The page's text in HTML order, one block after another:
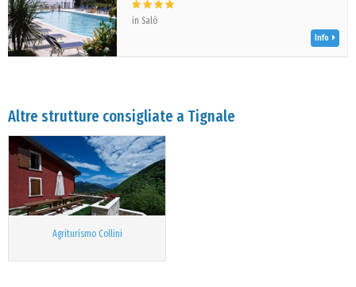
in Salò
Info
Altre strutture consigliate a Tignale
Agriturismo Collini